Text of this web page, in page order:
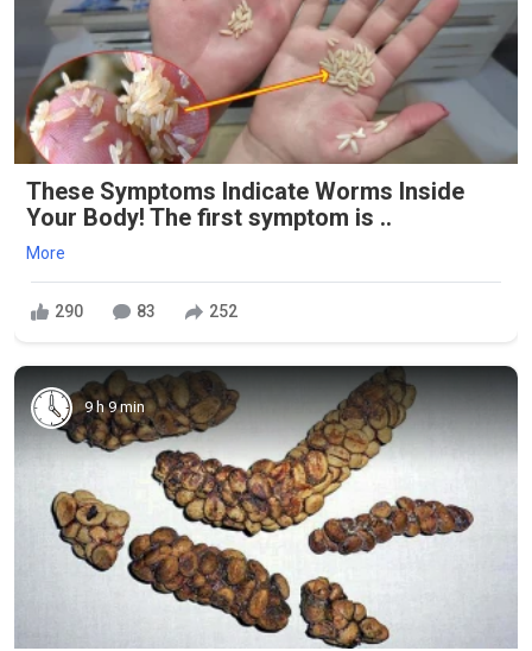
These Symptoms Indicate Worms Inside
Your Body! The first symptom is ..
More
290 83 252
9 h 9 min